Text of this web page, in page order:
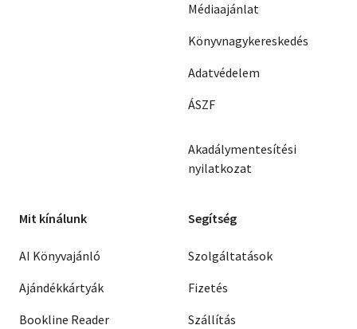
Médiaajánlat
Könyvnagykereskedés
Adatvédelem
ÁSZF
Akadálymentesítési
nyilatkozat
Mit kínálunk
AI Könyvajánló
Ajándékkártyák
Bookline Reader
Segítség
Szolgáltatások
Fizetés
Szállítás